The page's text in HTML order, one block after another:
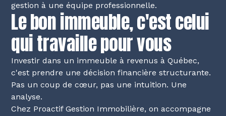
gestion à une équipe professionnelle.
Le bon immeuble, c'est celui
qui travaille pour vous
Investir dans un immeuble à revenus à Québec,
c'est prendre une décision financière structurante.
Pas un coup de cœur, pas une intuition. Une
analyse.
Chez Proactif Gestion Immobilière, on accompagne